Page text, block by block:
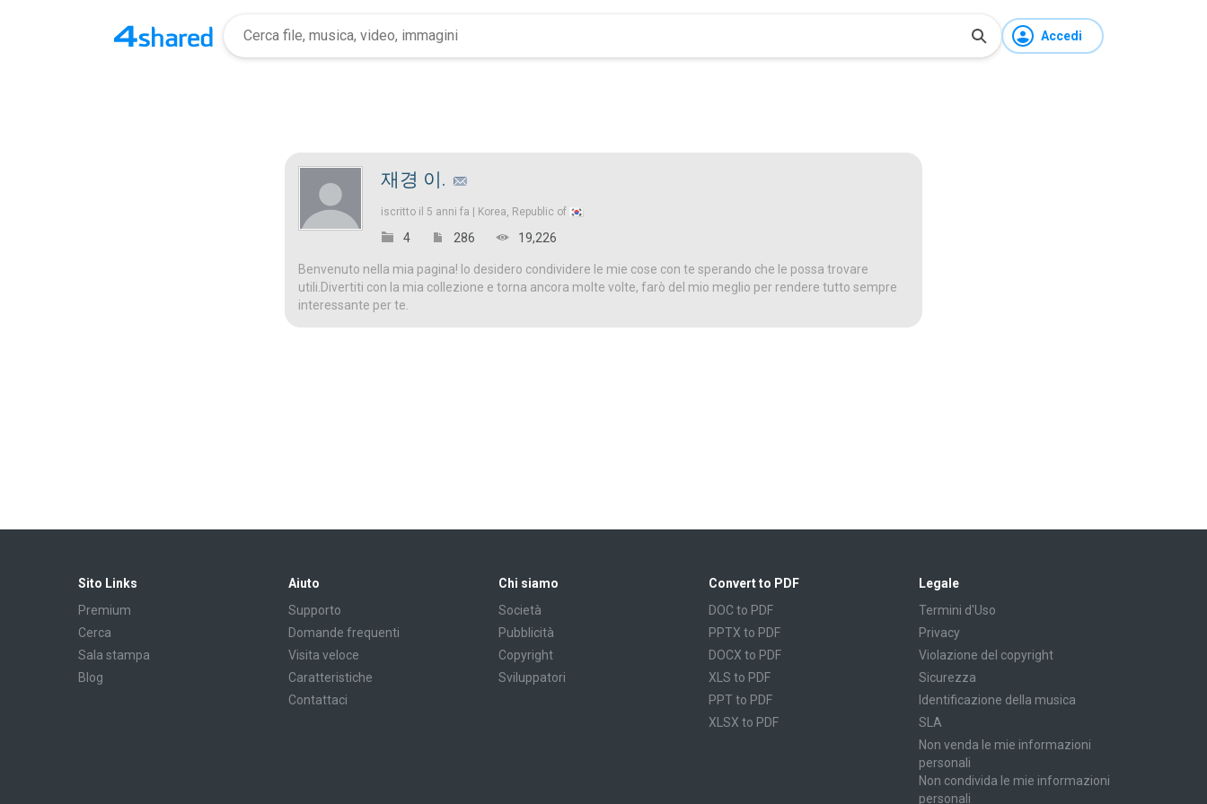
Accedi
재경 이.
iscritto il 5 anni fa | Korea, Republic of
4 286 19,226
Benvenuto nella mia pagina! Io desidero condividere le mie cose con te sperando che le possa trovare
utili.Divertiti con la mia collezione e torna ancora molte volte, farò del mio meglio per rendere tutto sempre
interessante per te.
Sito Links
Premium
Cerca
Sala stampa
Blog
Aiuto
Supporto
Domande frequenti
Visita veloce
Caratteristiche
Contattaci
Chi siamo
Società
Pubblicità
Copyright
Sviluppatori
Convert to PDF
DOC to PDF
PPTX to PDF
DOCX to PDF
XLS to PDF
PPT to PDF
XLSX to PDF
Legale
Termini d'Uso
Privacy
Violazione del copyright
Sicurezza
Identificazione della musica
SLA
Non venda le mie informazioni
personali
Non condivida le mie informazioni
personali